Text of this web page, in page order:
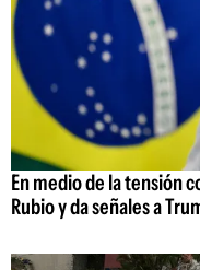
En medio de la tensión
Rubio y da señales a